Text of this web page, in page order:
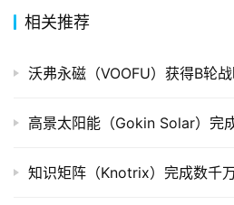
重
组
公
上
相关推荐
沃弗永磁（VOOFU）获得B轮
高景太阳能（Gokin Solar）完
知识矩阵（Knotrix）完成数千